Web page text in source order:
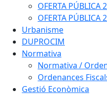
OFERTA PÚBLICA
OFERTA PÚBLICA
Urbanisme
DUPROCIM
Normativa
Normativa /
Ordenances
Gestió Econòmica